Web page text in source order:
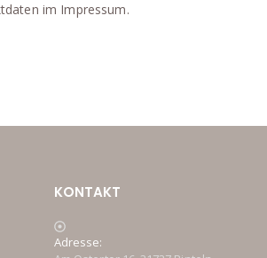
im Impressum.
KONTAKT
Adresse: